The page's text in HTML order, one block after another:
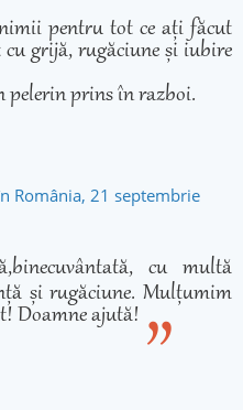
pentru tot ce ați făcut
grijă, rugăciune și iubire
pelerin prins în razboi.
România, 21 septembrie
cu multă
și rugăciune. Mulțumim
Doamne ajută!